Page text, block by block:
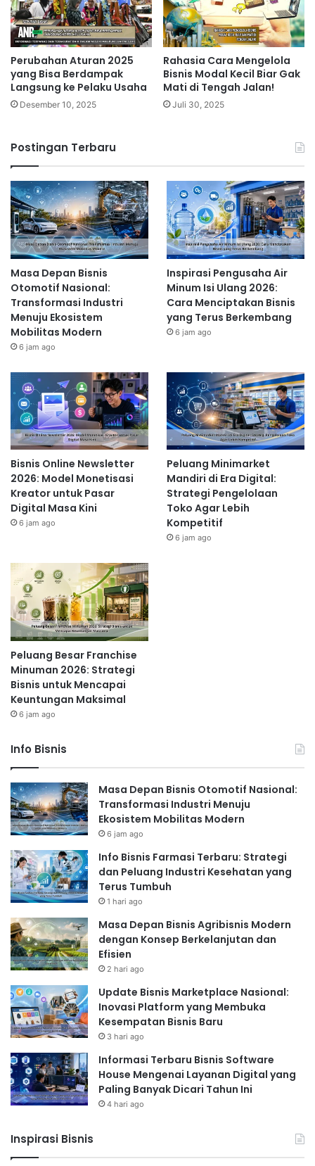
Perubahan Aturan 2025
yang Bisa Berdampak
Langsung ke Pelaku Usaha
Desember 10, 2025
Rahasia Cara Mengelola
Bisnis Modal Kecil Biar Gak
Mati di Tengah Jalan!
Juli 30, 2025
Postingan Terbaru
Masa Depan Bisnis
Otomotif Nasional:
Transformasi Industri
Menuju Ekosistem
Mobilitas Modern
6 jam ago
Inspirasi Pengusaha Air
Minum Isi Ulang 2026:
Cara Menciptakan Bisnis
yang Terus Berkembang
6 jam ago
Bisnis Online Newsletter
2026: Model Monetisasi
Kreator untuk Pasar
Digital Masa Kini
6 jam ago
Peluang Minimarket
Mandiri di Era Digital:
Strategi Pengelolaan
Toko Agar Lebih
Kompetitif
6 jam ago
Peluang Besar Franchise
Minuman 2026: Strategi
Bisnis untuk Mencapai
Keuntungan Maksimal
6 jam ago
Info Bisnis
Masa Depan Bisnis Otomotif Nasional:
Transformasi Industri Menuju
Ekosistem Mobilitas Modern
6 jam ago
Info Bisnis Farmasi Terbaru: Strategi
dan Peluang Industri Kesehatan yang
Terus Tumbuh
1 hari ago
Masa Depan Bisnis Agribisnis Modern
dengan Konsep Berkelanjutan dan
Efisien
2 hari ago
Update Bisnis Marketplace Nasional:
Inovasi Platform yang Membuka
Kesempatan Bisnis Baru
3 hari ago
Informasi Terbaru Bisnis Software
House Mengenai Layanan Digital yang
Paling Banyak Dicari Tahun Ini
4 hari ago
Inspirasi Bisnis